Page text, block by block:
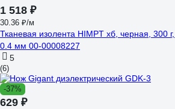
1 518 ₽
30.36 ₽/м
Тканевая изолента HIMPT хб, черная, 300
0.4 мм 00-00008227
5
(6)
-37%
629 ₽